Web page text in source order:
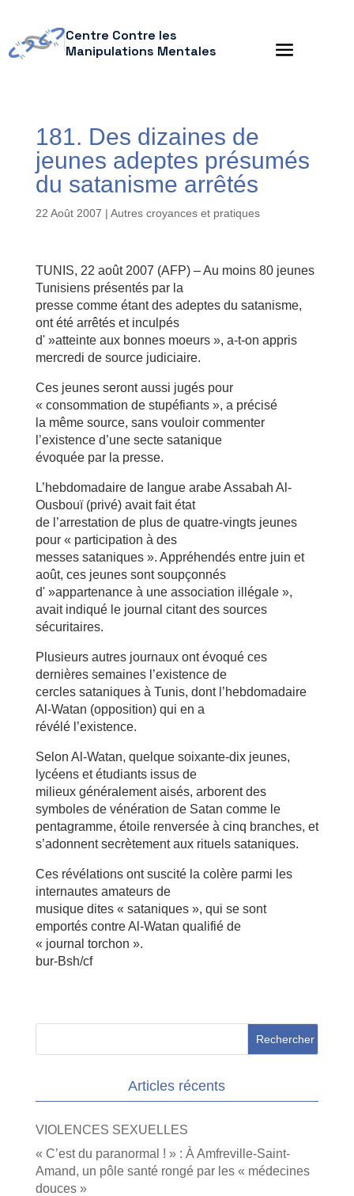
Centre Contre les
Manipulations Mentales
181. Des dizaines de
jeunes adeptes présumés
du satanisme arrêtés
22 Août 2007 | Autres croyances et pratiques
TUNIS, 22 août 2007 (AFP) – Au moins 80 jeunes
Tunisiens présentés par la
presse comme étant des adeptes du satanisme,
ont été arrêtés et inculpés
d' »atteinte aux bonnes moeurs », a-t-on appris
mercredi de source judiciaire.
Ces jeunes seront aussi jugés pour
« consommation de stupéfiants », a précisé
la même source, sans vouloir commenter
l’existence d’une secte satanique
évoquée par la presse.
L’hebdomadaire de langue arabe Assabah Al-
Ousbouï (privé) avait fait état
de l’arrestation de plus de quatre-vingts jeunes
pour « participation à des
messes sataniques ». Appréhendés entre juin et
août, ces jeunes sont soupçonnés
d' »appartenance à une association illégale »,
avait indiqué le journal citant des sources
sécuritaires.
Plusieurs autres journaux ont évoqué ces
dernières semaines l’existence de
cercles sataniques à Tunis, dont l’hebdomadaire
Al-Watan (opposition) qui en a
révélé l’existence.
Selon Al-Watan, quelque soixante-dix jeunes,
lycéens et étudiants issus de
milieux généralement aisés, arborent des
symboles de vénération de Satan comme le
pentagramme, étoile renversée à cinq branches, et
s’adonnent secrètement aux rituels sataniques.
Ces révélations ont suscité la colère parmi les
internautes amateurs de
musique dites « sataniques », qui se sont
emportés contre Al-Watan qualifié de
« journal torchon ».
bur-Bsh/cf
Articles récents
VIOLENCES SEXUELLES
« C’est du paranormal ! » : À Amfreville-Saint-
Amand, un pôle santé rongé par les « médecines
douces »